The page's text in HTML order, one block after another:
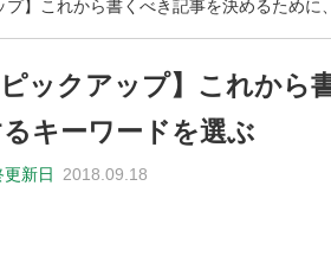
】これから書くべき記事を決めるために
ックアップ】これから
キーワードを選ぶ
更新日 2018.09.18